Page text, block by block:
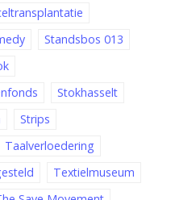
Standsbos 013
Stokhasselt
Strips
Taalverloedering
Textielmuseum